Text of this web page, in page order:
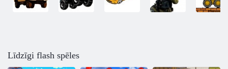
Līdzīgi flash spēles